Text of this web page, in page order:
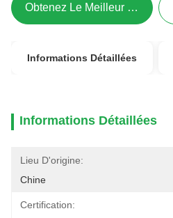
Obtenez Le Meilleur Prix
Informations Détaillées
Informations Détaillées
Lieu D'origine:
Chine
Certification: